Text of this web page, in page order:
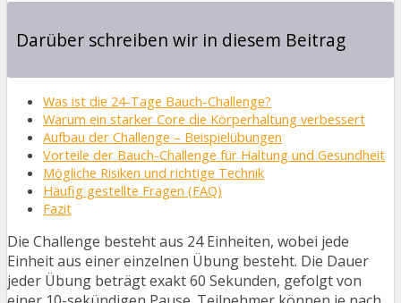
Darüber schreiben wir in diesem Beitrag
Was ist die 24-Tage Bauch-Challenge?
Warum ein starker Core die Körperhaltung verbessert
Aufbau der Challenge – Beispielübungen
Vorteile der Bauch-Challenge für Haltung und Gesundheit
Mögliche Risiken und richtige Technik
Häufig gestellte Fragen (FAQ)
Fazit
Die Challenge besteht aus 24 Einheiten, wobei jede
Einheit aus einer einzelnen Übung besteht. Die Dauer
jeder Übung beträgt exakt 60 Sekunden, gefolgt von